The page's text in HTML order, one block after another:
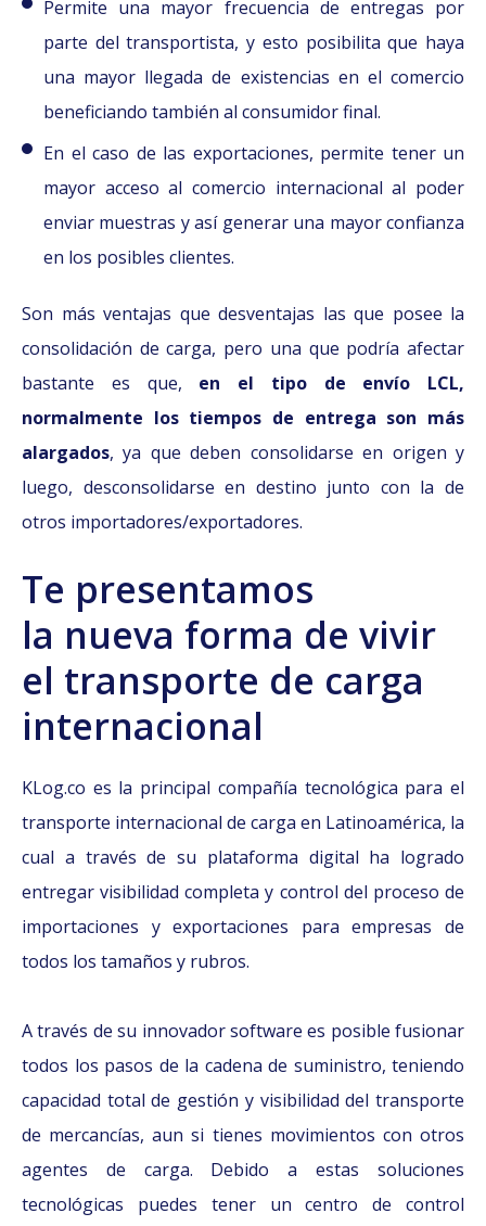
Permite una mayor frecuencia de entregas por
parte del transportista, y esto posibilita que haya
una mayor llegada de existencias en el comercio
beneficiando también al consumidor final.
En el caso de las exportaciones, permite tener un
mayor acceso al comercio internacional al poder
enviar muestras y así generar una mayor confianza
en los posibles clientes.
Son más ventajas que desventajas las que posee la
consolidación de carga, pero una que podría afectar
bastante es que, en el tipo de envío LCL,
normalmente los tiempos de entrega son más
alargados, ya que deben consolidarse en origen y
luego, desconsolidarse en destino junto con la de
otros importadores/exportadores.
Te presentamos
la nueva forma de vivir
el transporte de carga
internacional
KLog.co es la principal compañía tecnológica para el
transporte internacional de carga en Latinoamérica, la
cual a través de su plataforma digital ha logrado
entregar visibilidad completa y control del proceso de
importaciones y exportaciones para empresas de
todos los tamaños y rubros.
A través de su innovador software es posible fusionar
todos los pasos de la cadena de suministro, teniendo
capacidad total de gestión y visibilidad del transporte
de mercancías, aun si tienes movimientos con otros
agentes de carga. Debido a estas soluciones
tecnológicas puedes tener un centro de control